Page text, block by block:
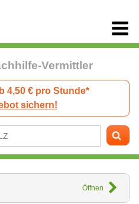
Vermittler
4,50 € pro Stunde*
sichern!
Öffnen